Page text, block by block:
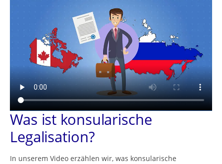
Was ist konsularische
Legalisation?
In unserem Video erzählen wir, was konsularische